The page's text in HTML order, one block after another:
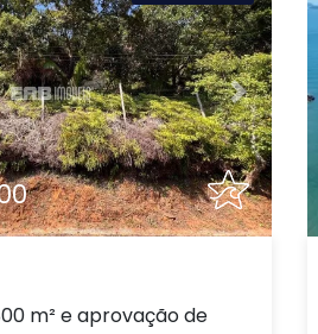
Next
m² e aprovação de